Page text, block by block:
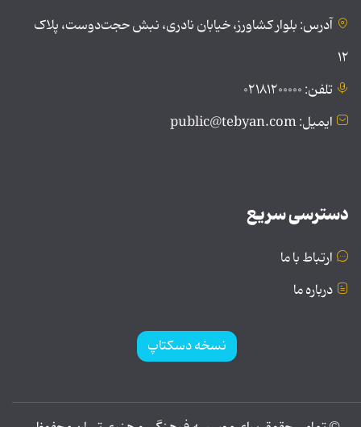
آدرس: بلوار کشاورز، خیابان نادری، نبش حجت‌دوست، پلاک
۱۲
تلفن: ۰۲۱۸۱۲۰۰۰۰۰
ایمیل: public@tebyan.com
دسترسی سریع
ارتباط با ما
درباره ما
نسخه دسکتاپ